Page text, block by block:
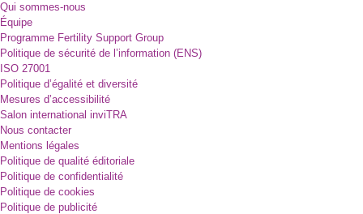
Qui sommes-nous
Équipe
Programme Fertility Support Group
Politique de sécurité de l’information (ENS)
ISO 27001
Politique d’égalité et diversité
Mesures d’accessibilité
Salon international inviTRA
Nous contacter
Mentions légales
Politique de qualité éditoriale
Politique de confidentialité
Politique de cookies
Politique de publicité